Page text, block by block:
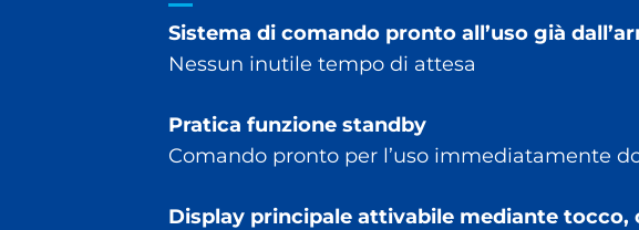
Sistema di comando pronto all’uso già
Nessun inutile tempo di attesa
Pratica funzione standby
Comando pronto per l’uso immediatamente
Display principale attivabile mediante tocco,